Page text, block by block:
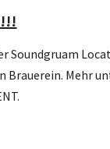
Soundgruam
Brauerein. Mehr